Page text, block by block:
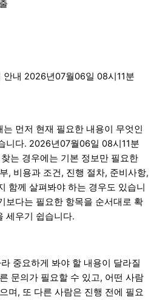
안내 2026년07월06일 08시11분
는 먼저 현재 필요한 내용이 무엇인
니다. 2026년07월06일 08시11분
는 경우에는 기본 정보만 필요한
, 비용과 조건, 진행 절차, 준비사항,
함께 살펴봐야 하는 경우도 있습니
보다는 필요한 항목을 순서대로 확
세우기 쉽습니다.
중요하게 봐야 할 내용이 달라질
문의가 필요할 수 있고, 어떤 사람
며, 또 다른 사람은 진행 전에 필요